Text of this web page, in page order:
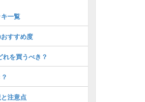
一覧
すすめ度
を買うべき？
注意点